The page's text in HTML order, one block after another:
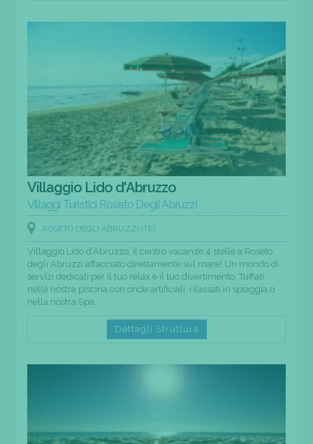
Villaggio Lido d'Abruzzo
Villaggi Turistici Roseto Degli Abruzzi
ROSETO DEGLI ABRUZZI (TE)
Villaggio Lido d’Abruzzo, il centro vacanze 4 stelle a Roseto
degli Abruzzi affacciato direttamente sul mare! Un mondo di
servizi dedicati per il tuo relax e il tuo divertimento. Tuffati
nella nostra piscina con onde artificiali, rilassati in spiaggia o
nella nostra Spa.
Dettagli Struttura